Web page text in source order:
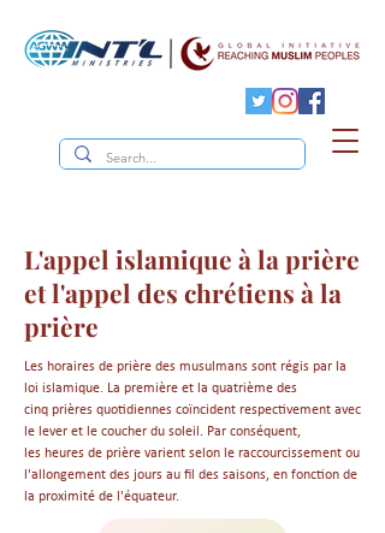
L'appel islamique à la prière
et l'appel des chrétiens à la
prière
Les horaires de prière des musulmans sont régis par la
loi islamique. La première et la quatrième des
cinq prières quotidiennes coïncident respectivement avec
le lever et le coucher du soleil. Par conséquent,
les heures de prière varient selon le raccourcissement ou
l'allongement des jours au fil des saisons, en fonction de
la proximité de l'équateur.